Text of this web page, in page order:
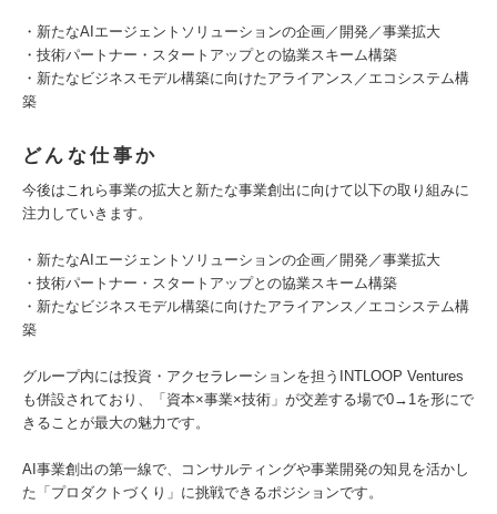
・新たなAIエージェントソリューションの企画／開発／事業拡大
・技術パートナー・スタートアップとの協業スキーム構築
・新たなビジネスモデル構築に向けたアライアンス／エコシステム構
築
どんな仕事か
今後はこれら事業の拡大と新たな事業創出に向けて以下の取り組みに
注力していきます。
・新たなAIエージェントソリューションの企画／開発／事業拡大
・技術パートナー・スタートアップとの協業スキーム構築
・新たなビジネスモデル構築に向けたアライアンス／エコシステム構
築
グループ内には投資・アクセラレーションを担うINTLOOP Ventures
も併設されており、「資本×事業×技術」が交差する場で0→1を形にで
きることが最大の魅力です。
AI事業創出の第一線で、コンサルティングや事業開発の知見を活かし
た「プロダクトづくり」に挑戦できるポジションです。